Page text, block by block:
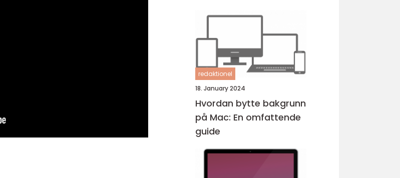
redaktionel
18. January 2024
Hvordan bytte bakgrunn
på Mac: En omfattende
guide